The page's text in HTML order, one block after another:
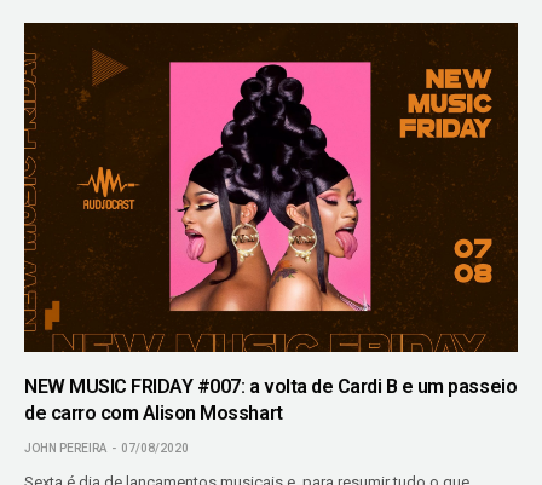
NEW MUSIC FRIDAY #007: a volta de Cardi B e um passeio
de carro com Alison Mosshart
JOHN PEREIRA 07/08/2020